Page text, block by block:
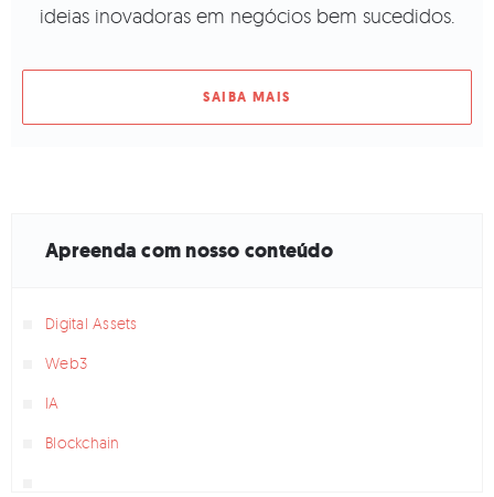
ideias inovadoras em negócios bem sucedidos.
SAIBA MAIS
Apreenda com nosso conteúdo
Digital Assets
Web3
IA
Blockchain